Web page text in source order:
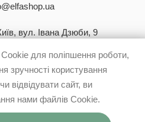
вул. Івана Дзюби, 9
для поліпшення роботи,
зручності користування
відвідувати сайт, ви
нами файлів Cookie.